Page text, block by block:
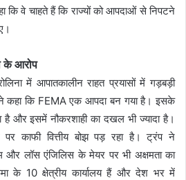
वे चाहते हैं कि राज्यों को आपदाओं से निपटने
के आरोप
में आपातकालीन राहत प्रयासों में गड़बड़ी
कहा कि FEMA एक आपदा बन गया है। इसके
है और इसमें नौकरशाही का दखल भी ज्यादा है।
काफी वित्तीय बोझ पड़ रहा है। ट्रंप ने
और लॉस एंजिलिस के मेयर पर भी अक्षमता का
के 10 क्षेत्रीय कार्यालय हैं और देश भर में